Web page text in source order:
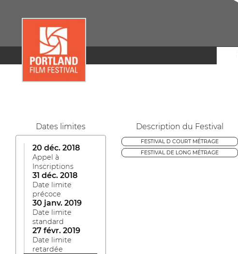
Dates limites
20 déc. 2018
Appel à
Inscriptions
31 déc. 2018
Date limite
précoce
30 janv. 2019
Date limite
standard
27 févr. 2019
Date limite
retardée
Description du Festival
FESTIVAL D COURT MÉTRAGE
FESTIVAL DE LONG MÉTRAGE